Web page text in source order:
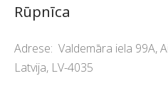
Rūpnīca
Adrese: Valdemāra iela 99A,
Latvija, LV-4035